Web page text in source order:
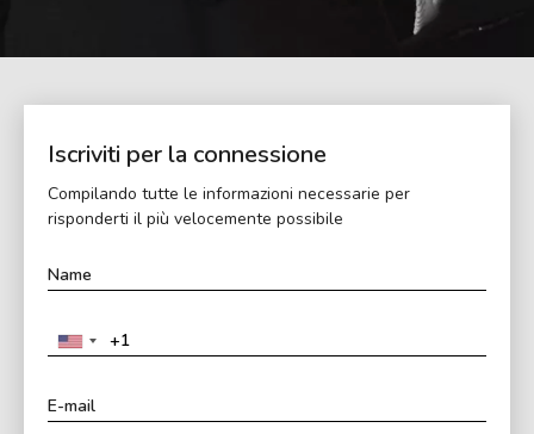
Iscriviti per la connessione
Compilando tutte le informazioni necessarie per
risponderti il ​​più velocemente possibile